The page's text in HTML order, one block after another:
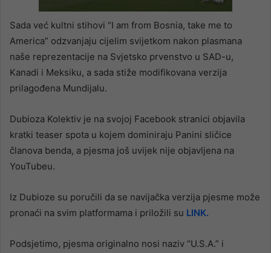
Sada već kultni stihovi “I am from Bosnia, take me to
America” odzvanjaju cijelim svijetkom nakon plasmana
naše reprezentacije na Svjetsko prvenstvo u SAD-u,
Kanadi i Meksiku, a sada stiže modifikovana verzija
prilagođena Mundijalu.
Dubioza Kolektiv je na svojoj Facebook stranici objavila
kratki teaser spota u kojem dominiraju Panini sličice
članova benda, a pjesma još uvijek nije objavljena na
YouTubeu.
Iz Dubioze su poručili da se navijačka verzija pjesme može
pronaći na svim platformama i priložili su LINK.
Podsjetimo, pjesma originalno nosi naziv “U.S.A.” i